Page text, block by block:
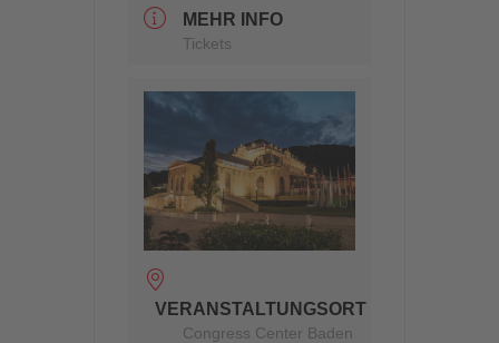
MEHR INFO
Tickets
VERANSTALTUNGSORT
Congress Center Baden